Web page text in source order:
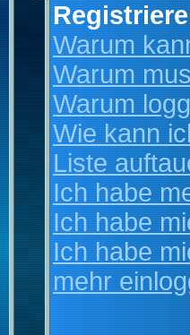
Warum
Warum
Warum
Wie kann
Liste
Ich habe
Ich habe
Ich habe
mehr